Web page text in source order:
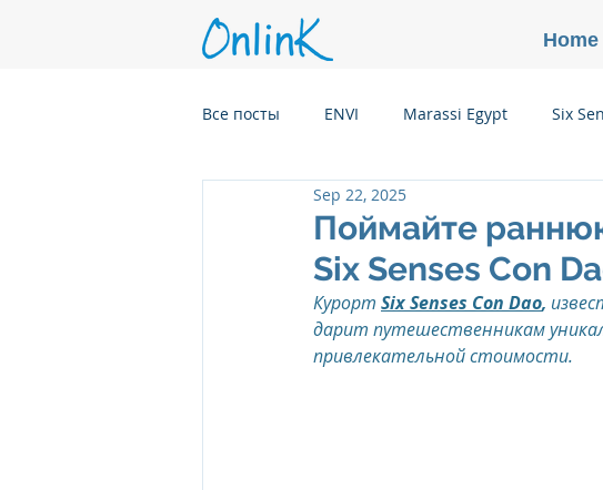
Все посты ENVI Marassi Egypt Six
Six Senses Kanuhura, Maldives
Six
Поймайте
Six Senses Con
Sep 22, 2025
Курорт Six Senses Con Dao,
дарит путешественникам
привлекательной стоимости.
Home